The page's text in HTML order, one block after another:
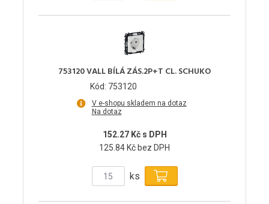
753120 VALL BÍLÁ ZÁS.2P+T CL. SCHUKO
Kód: 753120
V e-shopu skladem na dotaz
Na dotaz
152.27 Kč s DPH
125.84 Kč bez DPH
ks